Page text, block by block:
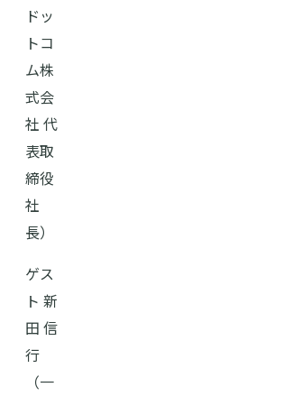
ドッ
トコ
ム株
式会
社 代
表取
締役
社
長）
ゲス
ト 新
田 信
行
（一